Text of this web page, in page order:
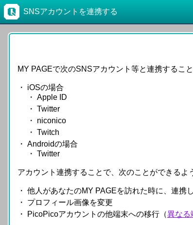
SNSアカウントを連携する
MY PAGEで次のSNSアカウント等と連携すること
iOSの場合
Apple ID
Twitter
niconico
Twitch
Androidの場合
Twitter
アカウント連携することで、次のことができるよ
他人があなたのMY PAGEを訪れた時に、連携
プロフィール画像を変更
PicoPicoアカウントの他端末への移行（異なる